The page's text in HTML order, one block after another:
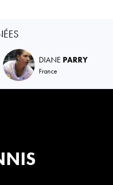
DIANE PARRY
France